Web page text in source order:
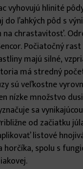
vyhovujú hlinité
do ľahkých pôd s
na chrastavitosť.
Počiatočný
majú silné,
má stredný
sú veľkostne
nízke množstvo
sa
od začiatku
listové
horčíka, spolu s